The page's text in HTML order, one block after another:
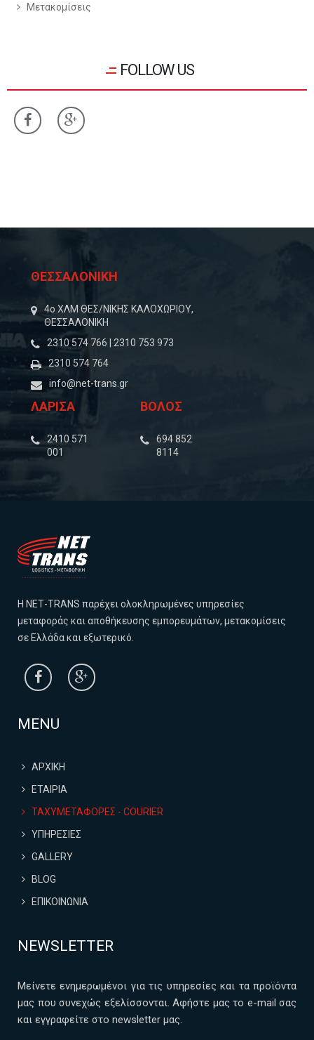
Μετακομίσεις
FOLLOW US
ΘΕΣΣΑΛΟΝΙΚΗ
4o ΧΛΜ ΘΕΣ/ΝΙΚΗΣ ΚΑΛΟΧΩΡΙΟΥ,
ΘΕΣΣΑΛΟΝΙΚΗ
2310 574 766 | 2310 753 973
2310 574 764
info@net-trans.gr
ΛΑΡΙΣΑ
‎2410 571
001
ΒΟΛΟΣ
694 852
8114
Η NΕΤ-TRANS παρέχει ολοκληρωμένες υπηρεσίες
μεταφοράς και αποθήκευσης εμπορευμάτων, μετακομίσεις
σε Ελλάδα και εξωτερικό.
MENU
ΑΡΧΙΚΗ
ΕΤΑΙΡΙΑ
ΤΑΧΥΜΕΤΑΦΟΡΕΣ - COURIER
ΥΠΗΡΕΣΙΕΣ
GALLERY
BLOG
ΕΠΙΚΟΙΝΩΝΙΑ
NEWSLETTER
Μείνετε ενημερωμένοι για τις υπηρεσίες και τα προϊόντα
μας που συνεχώς εξελίσσονται. Αφήστε μας το e-mail σας
και εγγραφείτε στο newsletter μας.